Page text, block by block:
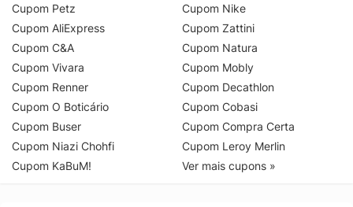
Cupom Petz
Cupom AliExpress
Cupom C&A
Cupom Vivara
Cupom Renner
Cupom O Boticário
Cupom Buser
Cupom Niazi Chohfi
Cupom KaBuM!
Cupom Nike
Cupom Zattini
Cupom Natura
Cupom Mobly
Cupom Decathlon
Cupom Cobasi
Cupom Compra Certa
Cupom Leroy Merlin
Ver mais cupons »